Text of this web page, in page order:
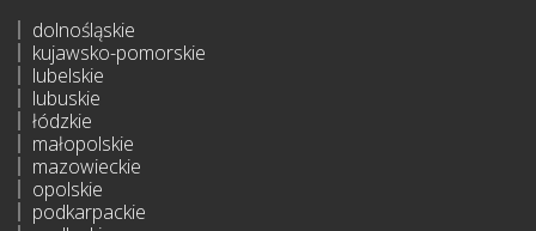
dolnośląskie
kujawsko-pomorskie
lubelskie
lubuskie
łódzkie
małopolskie
mazowieckie
opolskie
podkarpackie